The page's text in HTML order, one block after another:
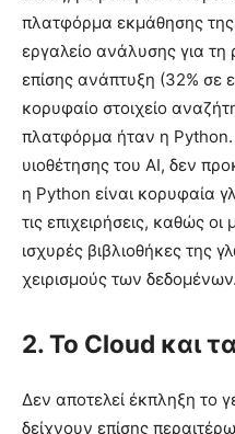
πλατφόρμα εκμάθησης της
εργαλείο ανάλυσης για
επίσης ανάπτυξη (32% σε
κορυφαίο στοιχείο
πλατφόρμα ήταν η Python.
υιοθέτησης του AI, δεν
η Python είναι κορυφαία
τις επιχειρήσεις, καθώς οι
ισχυρές βιβλιοθήκες της
χειρισμούς των δεδομένων.
2. Το Cloud και
Δεν αποτελεί έκπληξη το
δείχνουν επίσης